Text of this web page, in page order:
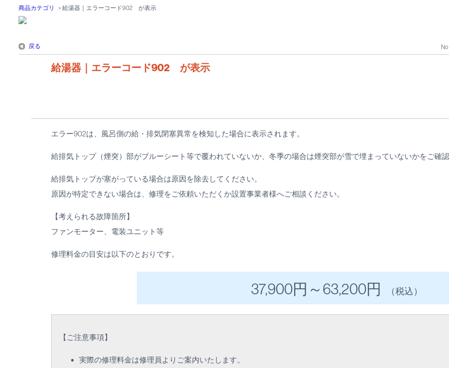
商品カテゴリ >給湯器｜エラーコード902 が表示
戻る
給湯器｜エラーコード902 が表示
エラー902は、風呂側の給・排気閉塞異常を検知した場合に表示されます。
給排気トップ（煙突）部がブルーシート等で覆われていないか、冬季の場合は煙突部が雪で埋まっていないかをご確
給排気トップが塞がっている場合は原因を除去してください。
原因が特定できない場合は、修理をご依頼いただくか設置事業者様へご相談ください。
【考えられる故障箇所】
ファンモーター、電装ユニット等
修理料金の目安は以下のとおりです。
37,900円 ～63,200円 （税込）
【 ご注意事項】
実際の修理料金は修理員よりご案内いたします。